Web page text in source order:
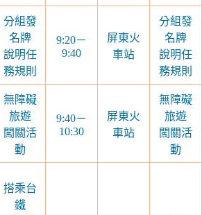
分組發
名牌
說明任
務規則
9:20－
9:40
屏東火
車站
分組發
名牌
說明任
務規則
無障礙
旅遊
闖關活
動
9:40－
10:30
屏東火
車站
無障礙
旅遊
闖關活
動
搭乘台
鐵